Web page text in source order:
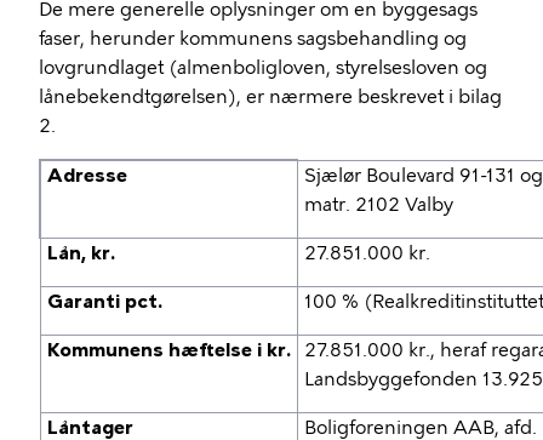
De mere generelle oplysninger om en byggesags
faser, herunder kommunens sagsbehandling og
lovgrundlaget (almenboligloven, styrelsesloven og
lånebekendtgørelsen), er nærmere beskrevet i bilag
2.
Adresse
Sjælør Boulevard 91-131
matr. 2102 Valby
Lån, kr. 27.851.000 kr.
Garanti pct. 100 %
Kommunens hæftelse i kr.
27.851.000 kr., heraf
Landsbyggefonden
Låntager Boligforeningen AAB, afd.